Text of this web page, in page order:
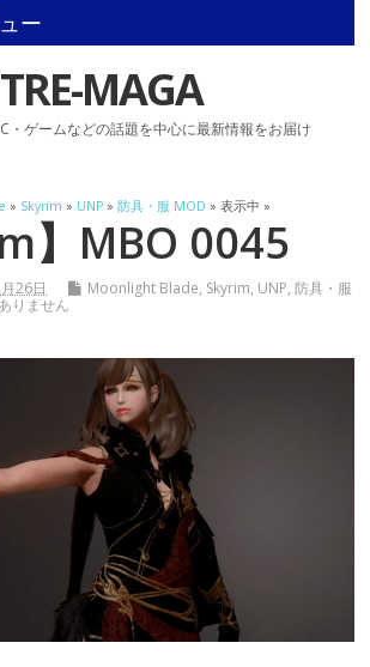
ー
TRE-MAGA
・ゲームなどの話題を中心に最新情報をお届け
» Skyrim » UNP »防具・服 MOD » 表示中 »
】MBO 0045
26日 Moonlight Blade, Skyrim, UNP,防具・服
りません